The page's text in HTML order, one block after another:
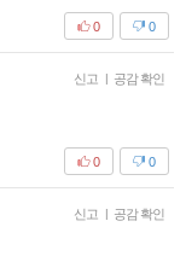
0
0
신고 | 공감 확인
0
0
신고 | 공감 확인